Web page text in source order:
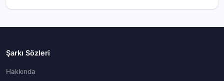
Şarkı Sözleri
Hakkında